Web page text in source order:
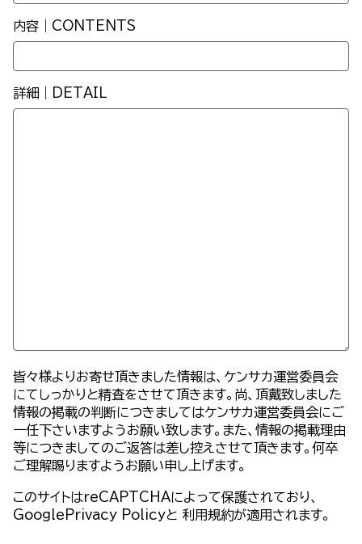
内容｜CONTENTS
詳細｜DETAIL
皆々様よりお寄せ頂きました情報は、ケンサカ運営委員会
にてしっかりと精査をさせて頂きます。尚、頂戴致しました
情報の掲載の判断につきましてはケンサカ運営委員会にご
一任下さいますようお願い致します。また、情報の掲載理由
等につきましてのご返答は差し控えさせて頂きます。何卒
ご理解賜りますようお願い申し上げます。
このサイトはreCAPTCHAによって保護されており、
GooglePrivacy Policyと 利用規約が適用されます。